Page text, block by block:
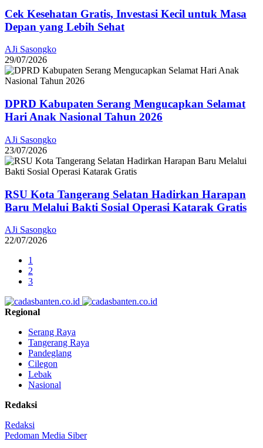
Cek Kesehatan Gratis, Investasi Kecil untuk Masa
Depan yang Lebih Sehat
AJi Sasongko
29/07/2026
DPRD Kabupaten Serang Mengucapkan Selamat
Hari Anak Nasional Tahun 2026
AJi Sasongko
23/07/2026
RSU Kota Tangerang Selatan Hadirkan Harapan
Baru Melalui Bakti Sosial Operasi Katarak Gratis
AJi Sasongko
22/07/2026
1
2
3
Regional
Serang Raya
Tangerang Raya
Pandeglang
Cilegon
Lebak
Nasional
Redaksi
Redaksi
Pedoman Media Siber